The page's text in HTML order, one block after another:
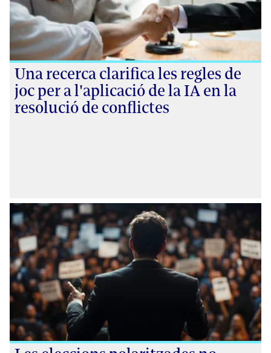
Una recerca clarifica les regles de
joc per a l'aplicació de la IA en la
resolució de conflictes